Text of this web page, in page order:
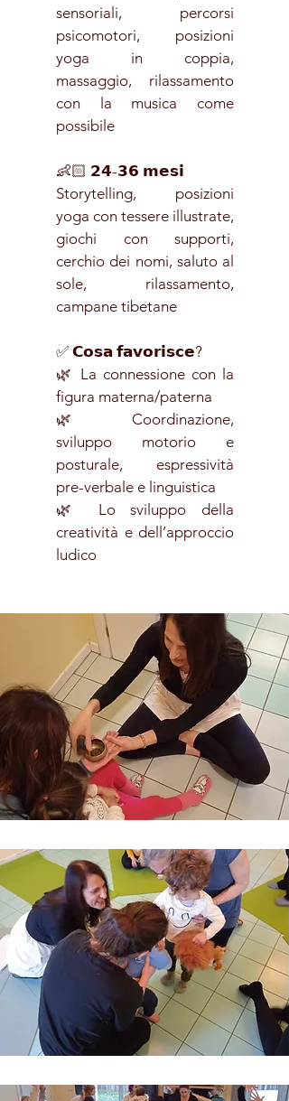
sensoriali, percorsi
psicomotori, posizioni
yoga in coppia,
massaggio, rilassamento
con la musica come
possibile
👶🏻 𝟮𝟰-𝟯𝟲 𝗺𝗲𝘀𝗶
Storytelling, posizioni
yoga con tessere illustrate,
giochi con supporti,
cerchio dei nomi, saluto al
sole, rilassamento,
campane tibetane
✅ 𝗖𝗼𝘀𝗮 𝗳𝗮𝘃𝗼𝗿𝗶𝘀𝗰𝗲?
🌿 La connessione con la
figura materna/paterna
🌿 Coordinazione,
sviluppo motorio e
posturale, espressività
pre-verbale e linguistica
🌿 Lo sviluppo della
creatività e dell’approccio
ludico